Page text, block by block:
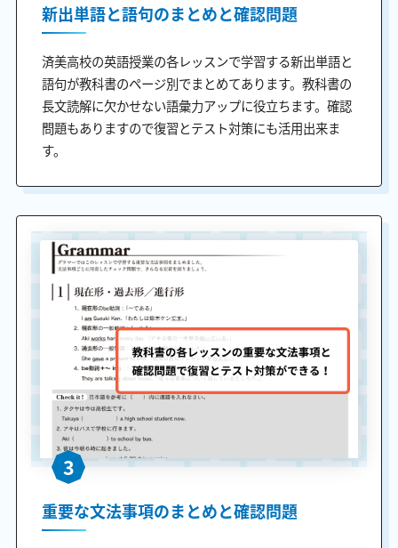
新出単語と語句のまとめと確認問題
済美高校の英語授業の各レッスンで学習する新出単語と
語句が教科書のページ別でまとめてあります。教科書の
長文読解に欠かせない語彙力アップに役立ちます。確認
問題もありますので復習とテスト対策にも活用出来ま
す。
3
重要な文法事項のまとめと確認問題